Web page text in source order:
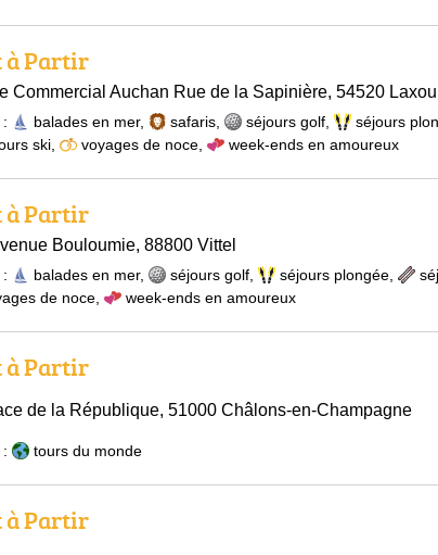
à Partir
Commercial Auchan Rue de la Sapinière, 54520 Laxou
balades en mer, safaris séjours golf séjours
ski
voyages de noce week-ends en amoureux
à Partir
Bouloumie, 88800 Vittel
balades en mer, séjours golf séjours plongée
de noce
week-ends en amoureux
à Partir
de la République, 51000 Châlons-en-Champagne
tours du monde
à Partir